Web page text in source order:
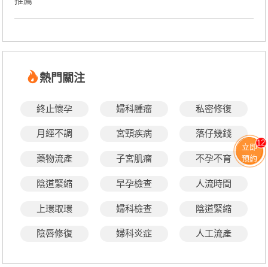
熱門關注
終止懷孕 婦科腫瘤 私密修復
月經不調 宮頸疾病 落仔幾錢
藥物流產 子宮肌瘤 不孕不育
陰道緊縮 早孕檢查 人流時間
上環取環 婦科檢查 陰道緊縮
陰唇修復 婦科炎症 人工流產
立即
預約
12